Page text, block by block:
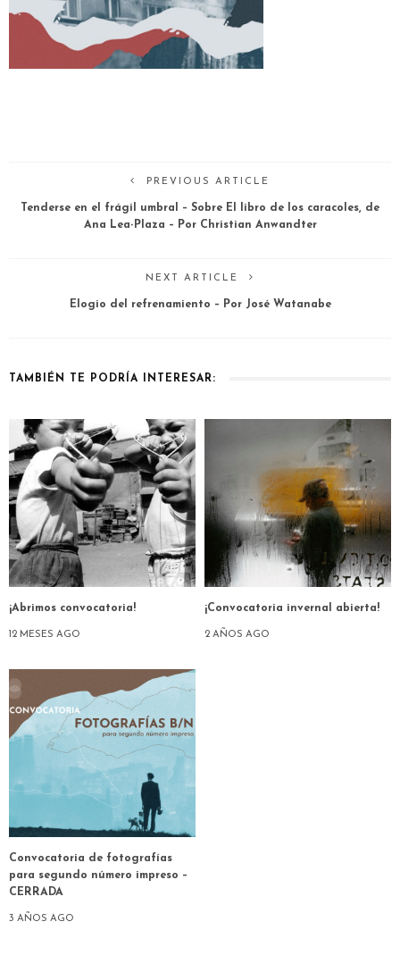
PREVIOUS ARTICLE
Tenderse en el frágil umbral – Sobre El libro de los caracoles, de
Ana Lea-Plaza – Por Christian Anwandter
NEXT ARTICLE
Elogio del refrenamiento – Por José Watanabe
TAMBIÉN TE PODRÍA INTERESAR:
¡Abrimos convocatoria!
12 MESES AGO
¡Convocatoria invernal abierta!
2 AÑOS AGO
Convocatoria de fotografías
para segundo número impreso –
CERRADA
3 AÑOS AGO